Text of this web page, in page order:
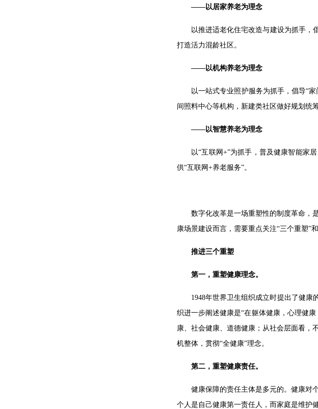
——以居家养老为理念
以推进适老化住宅改造与建设为抓手，
打造活力混龄社区。
——以机构养老为理念
以一站式专业照护服务为抓手，倡导“
间照料中心等机构，新建类社区做好规划统筹
——以智慧养老为理念
以“互联网+”为抓手，普及健康智能家
供“互联网+养老服务”。
数字化改革是一场重塑性的制度革命，
康场景建设而言，需要重点关注“三个重塑”和
推进三个重塑
第一，重塑健康理念。
1948年世界卫生组织成立时提出了健康
织进一步阐述健康是“在躯体健康，心理健
康、社会健康、道德健康；从社会层面看，
机整体，贯彻“全健康”理念。
第二，重塑健康责任。
健康保障的责任主体是多元的。健康对
个人是自己健康第一责任人，而家庭是维护